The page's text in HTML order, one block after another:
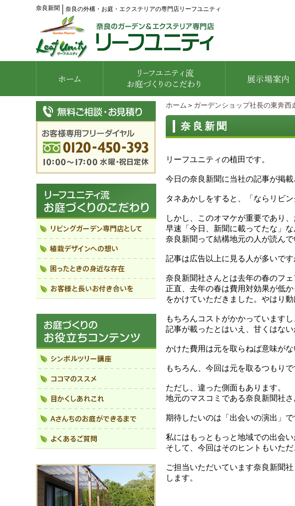
奈良新聞 奈良の外構・お庭・エクステリアの専門店リーフユニティ
ホーム ＞ ガーデンショップ社長の東奔西
奈良新聞
リーフユニティの植田です。
今日の奈良新聞に当社の記事が掲載
タネあかしをすると、「ならリビ
しかし、このオマケが重要であり
早速「今日、新聞に載ってたな」な
奈良新聞って結構地元の人が読んで
記事は広告以上に見る人が多いで
奈良新聞社さんとは去年の春のフ
正直、去年の春は費用対効果が低
をかけていただきました。やはり
もちろんコストがかかっています
記事が載ったとはいえ、甘くはない
かけた費用は元を取らねば意味がな
もちろん、今回は元を取るつもりで
ただし、違った側面もあります。
地元のマスコミである奈良新聞社
期待したいのは「出会いの演出」で
私にはもっともっと地域での出会い
そして、今回はそのヒントもいた
ご担当いただいています奈良新聞
します。